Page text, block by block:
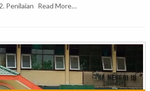
Penilaian Read More…